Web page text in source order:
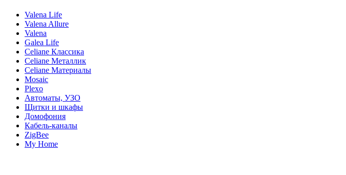
Valena Life
Valena Allure
Valena
Galea Life
Celiane Классика
Celiane Металлик
Celiane Материалы
Mosaic
Plexo
Автоматы, УЗО
Щитки и шкафы
Домофония
Кабель-каналы
ZigBee
My Home